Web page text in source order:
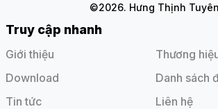
©2026. Hưng Thịnh
Truy cập nhanh
Giới thiệu
Thương
Download
Danh sách
Tin tức
Liên hệ